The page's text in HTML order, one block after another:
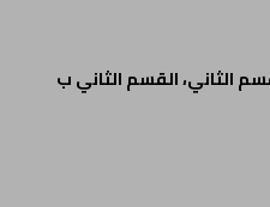
الثاني، القسم الثاني ب